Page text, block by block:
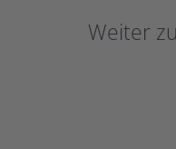
Weiter